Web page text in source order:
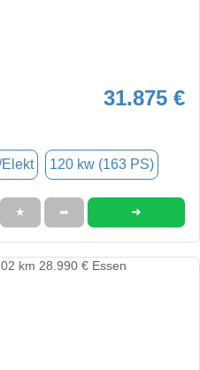
31.875 €
120 kw (163 PS)
★ ➦ ➜